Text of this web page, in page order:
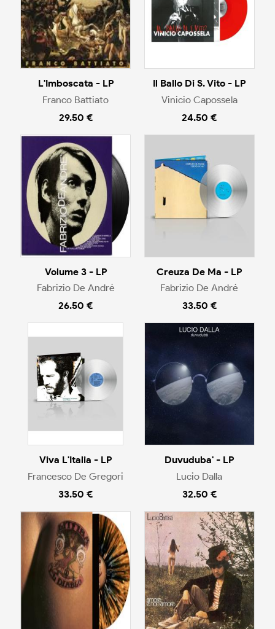
L'Imboscata - LP
Franco Battiato
29.50 €
Il Ballo Di S. Vito - LP
Vinicio Capossela
24.50 €
Volume 3 - LP
Fabrizio De André
26.50 €
Creuza De Ma - LP
Fabrizio De André
33.50 €
Viva L'Italia - LP
Francesco De Gregori
33.50 €
Duvuduba' - LP
Lucio Dalla
32.50 €